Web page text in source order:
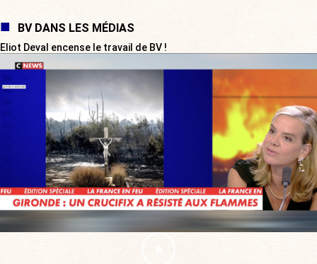
BV DANS LES MÉDIAS
Eliot Deval encense le travail de BV !